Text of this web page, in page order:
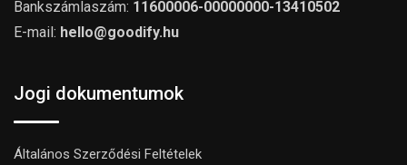
Bankszámlaszám: 11600006-00000000-13410502
E-mail: hello@goodify.hu
Jogi dokumentumok
Általános Szerződési Feltételek